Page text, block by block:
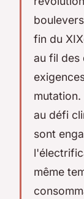
fin du
au fil des
au défi
sont
même